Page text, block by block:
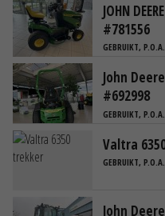
JOHN
#781556
GEBRUIKT, P.O.A.
John Deere
#692998
GEBRUIKT, P.O.A.
Valtra
GEBRUIKT, P.O.A.
John